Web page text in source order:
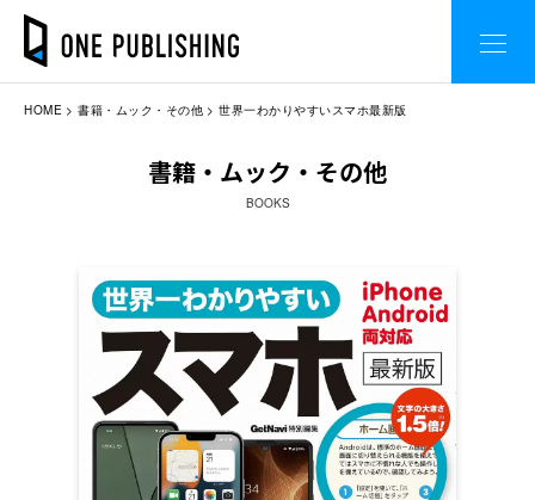
HOME 書籍・ムック・その他 世界一わかりやすいスマホ最新版
書籍・ムック・その他
BOOKS